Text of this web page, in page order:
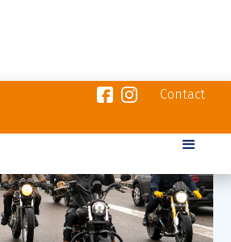
Contact